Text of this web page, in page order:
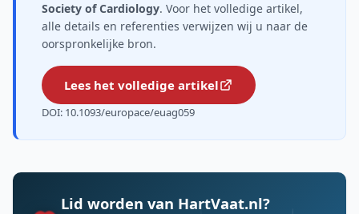
Society of Cardiology. Voor het volledige artikel,
alle details en referenties verwijzen wij u naar de
oorspronkelijke bron.
Lees het volledige artikel
DOI: 10.1093/europace/euag059
Lid worden van HartVaat.nl?